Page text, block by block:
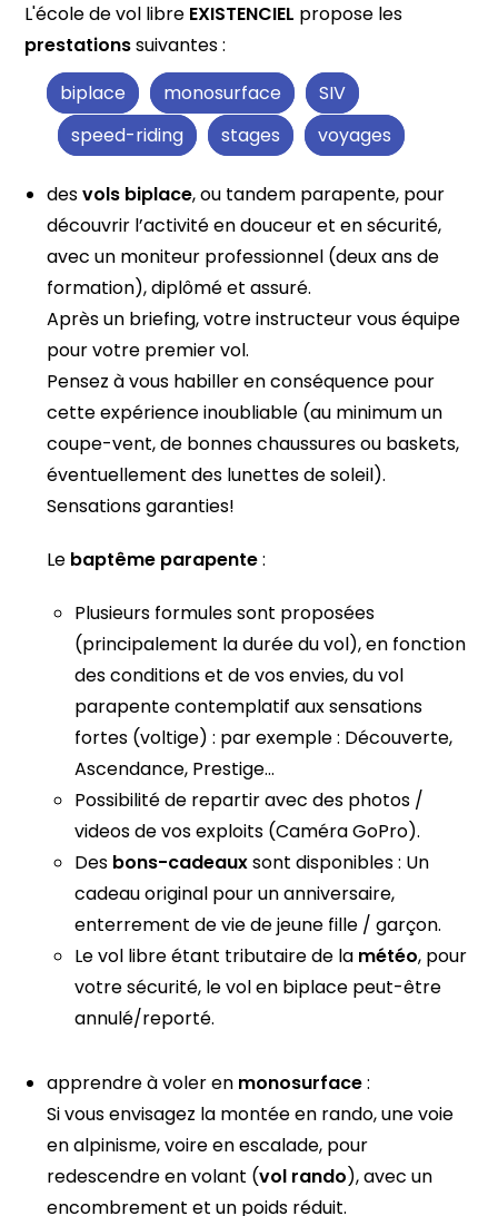
L'école de vol libre EXISTENCIEL propose les
prestationssuivantes :
biplace
monosurface
SIV
speed-riding
stages voyages
desvols biplace, ou tandem parapente, pour
découvrir l’activité en douceur et en sécurité,
avec un moniteur professionnel (deux ans de
formation), diplômé et assuré.
Après un briefing, votre instructeur vous équipe
pour votre premier vol.
Pensez à vous habiller en conséquence pour
cette expérience inoubliable (au minimum un
coupe-vent, de bonnes chaussures ou baskets,
éventuellement des lunettes de soleil).
Sensations garanties!
Le baptême parapente:
Plusieurs formules sont proposées
(principalement la durée du vol), en fonction
des conditions et de vos envies, du vol
parapente contemplatif aux sensations
fortes (voltige) : par exemple : Découverte,
Ascendance, Prestige…
Possibilité de repartir avec des photos /
videos de vos exploits (Caméra GoPro).
Des bons-cadeauxsont disponibles : Un
cadeau original pour un anniversaire,
enterrement de vie de jeune fille / garçon.
Le vol libre étant tributaire de la météo, pour
votre sécurité, le vol en biplace peut-être
annulé/reporté.
apprendre à voler en monosurface:
Si vous envisagez la montée en rando, une voie
en alpinisme, voire en escalade, pour
redescendre en volant (vol rando), avec un
encombrement et un poids réduit.